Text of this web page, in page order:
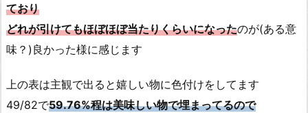
ており
どれが引けてもほぼほぼ当たりくらいになったのが(ある意
味？)良かった様に感じます
上の表は主観で出ると嬉しい物に色付けをしてます
49/82で59.76%程は美味しい物で埋まってるので